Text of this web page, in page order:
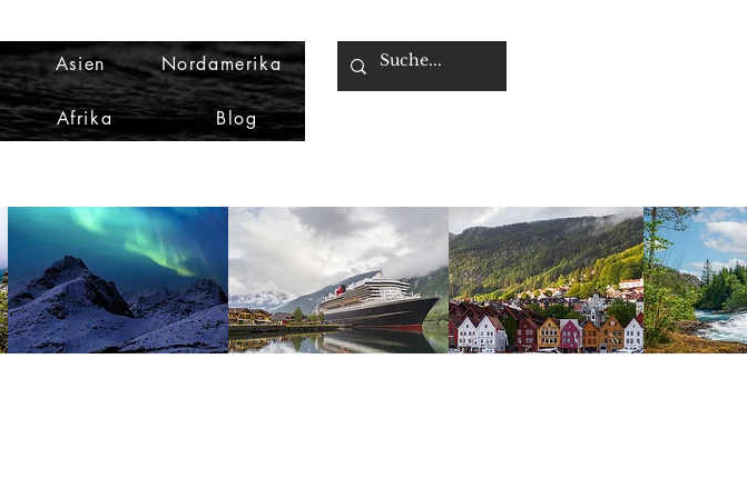
Asien Nordamerika
Afrika Blog